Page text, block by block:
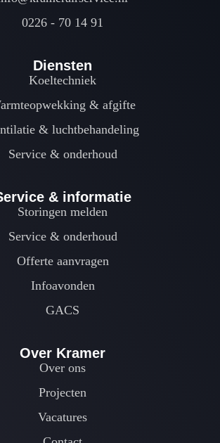
0226 - 70 14 91
Diensten
Koeltechniek
& afgifte
& luchtbehandeling
Service & onderhoud
& informatie
Storingen melden
Service & onderhoud
Offerte aanvragen
Infoavonden
GACS
Over Kramer
Over ons
Projecten
Vacatures